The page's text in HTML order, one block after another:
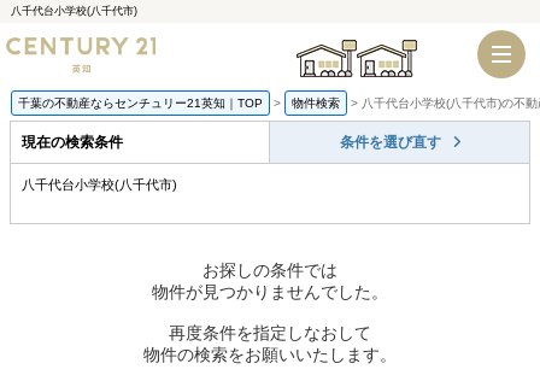
八千代台小学校(八千代市)
千葉店 船橋店
千葉の不動産ならセンチュリー21英知｜TOP 物件検索 八千代台小学校(八千代市)の不
現在の検索条件 条件を選び直す
八千代台小学校(八千代市)
お探しの条件では
物件が見つかりませんでした。
再度条件を指定しなおして
物件の検索をお願いいたします。